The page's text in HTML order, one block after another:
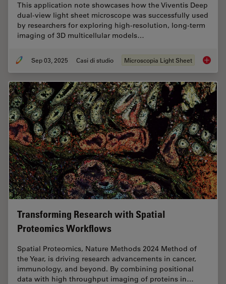
This application note showcases how the Viventis Deep
dual-view light sheet microscope was successfully used
by researchers for exploring high-resolution, long-term
imaging of 3D multicellular models…
Sep 03, 2025 Casi di studio Microscopia Light Sheet
Transforming Research with Spatial
Proteomics Workflows
Spatial Proteomics, Nature Methods 2024 Method of
the Year, is driving research advancements in cancer,
immunology, and beyond. By combining positional
data with high throughput imaging of proteins in…